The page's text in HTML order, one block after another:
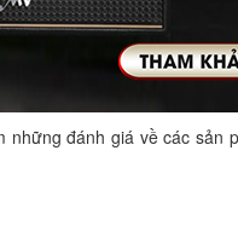
đánh giá về các sản